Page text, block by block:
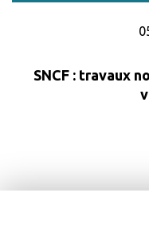
SNCF : travaux